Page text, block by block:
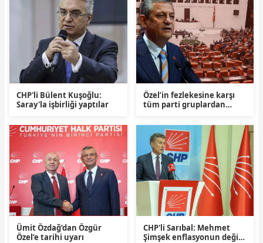
CHP'li Bülent Kuşoğlu:
Saray'la işbirliği yaptılar
Özel’in fezlekesine karşı
tüm parti gruplardan
Ümit Özdağ’dan Özgür
Özel’e tarihi uyarı
CHP'li Sarıbal: Mehmet
Şimşek enflasyonun değil,